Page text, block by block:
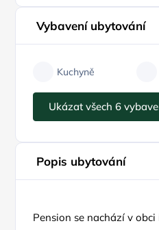
Vybavení ubytování
Kuchyně
Ukázat všech 6
Popis ubytování
Pension se nachází v